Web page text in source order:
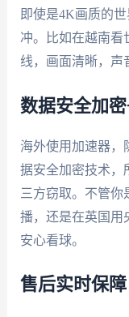
即使是4K画质的
冲。比如在越南看
线，画面清晰，声
数据安全加
海外使用加速器，
据安全加密技术，
三方窃取。不管你
播，还是在英国用
安心看球。
售后实时保